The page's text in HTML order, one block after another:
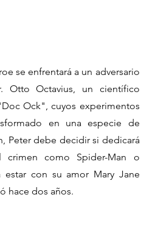
se enfrentará a un adversario
Otto Octavius, un científico
Ock", cuyos experimentos
en una especie de
Peter debe decidir si dedicará
como Spider-Man o
estar con su amor Mary Jane
hace dos años.